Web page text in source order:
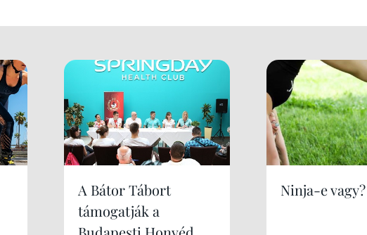
A Bátor Tábort
támogatják a
Ninja-e vagy?